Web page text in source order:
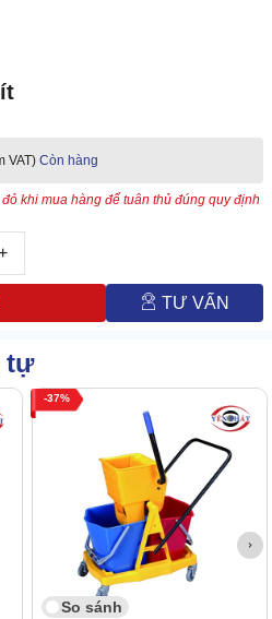
VAT) Còn hàng
khi mua hàng để tuân thủ đúng quy định
TƯ VẤN
tự
37
So sánh